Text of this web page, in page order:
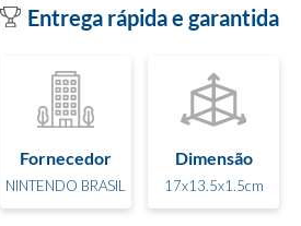
Entrega rápida e garantida
Fornecedor
NINTENDO BRASIL
Dimensão
17x13.5x1.5cm